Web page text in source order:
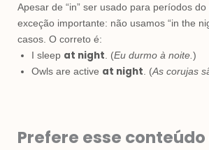
Apesar de “in” ser usado para períodos
exceção importante: não usamos “in the
casos. O correto é:
I sleep at night . (Eu durmo à noite. )
Owls are active at night . (As corujas
Prefere esse